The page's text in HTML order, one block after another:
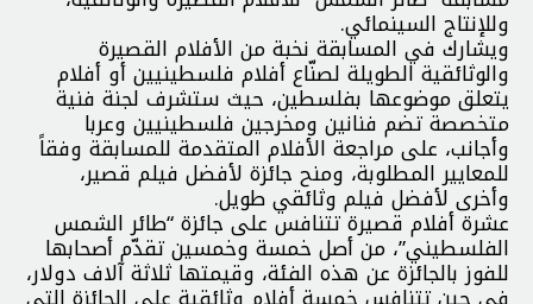
وللإنتاج السينمائي.
ويشارك في المسابقة نخبة من الأفلام القصيرة
والوثائقية الطويلة لصنّاع أفلام فلسطينيين أو أفلام
يتعلق موضوعها بفلسطين، حيث ستشرف لجنة فنية
متخصصة تضم فنانين ومخرجين فلسطينيين وعربا
وأجانب، على مراجعة الأفلام المتقدمة للمسابقة وفقاً
للمعايير المطلوبة، ومنح جائزة لأفضل فيلم قصير،
وأخرى لأفضل فيلم وثائقي طويل.
عشرة أفلام قصيرة تتنافس على جائزة “طائر الشمس
الفلسطيني”، من أصل خمسة وخمسين تقدّم أصحابها
للفوز بالجائزة عن هذه الفئة، وقيمتها ثلاثة آلاف دولار،